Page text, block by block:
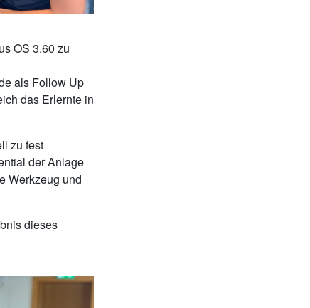
OS 3.60 zu
als Follow Up
das Erlernte in
zu fest
der Anlage
Werkzeug und
dieses